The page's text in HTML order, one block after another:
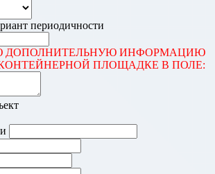
периодичности
ДОПОЛНИТЕЛЬНУЮ ИНФОРМАЦИЮ
КОНТЕЙНЕРНОЙ ПЛОЩАДКЕ В ПОЛЕ: